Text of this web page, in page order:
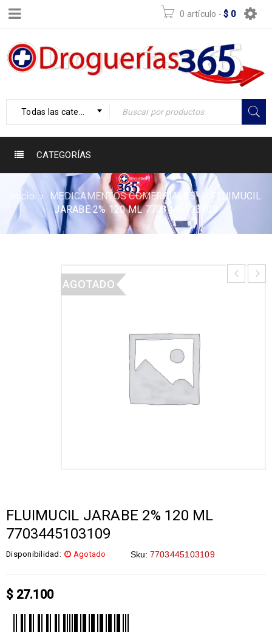
0 artículo - $ 0
Todas las categorías
CATEGORÍAS
Inicio › MEDICAMENTOS COMERCIALES
FLUIMUCIL
JARABE 2% 120 ML 7703445103109
AGOTADO
FLUIMUCIL JARABE 2% 120 ML
7703445103109
Disponibilidad: Agotado Sku: 7703445103109
$27.100